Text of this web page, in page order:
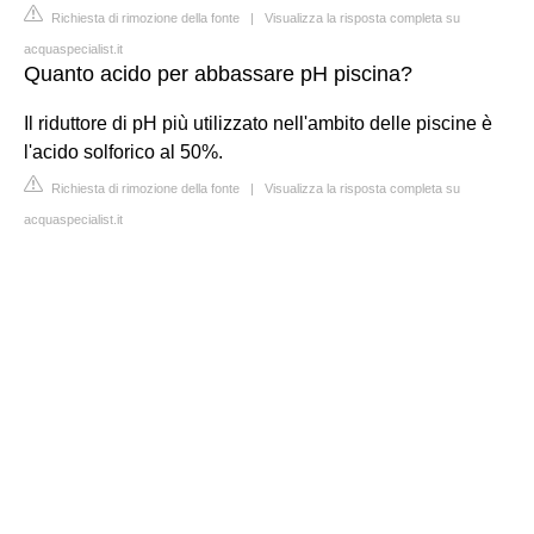
Richiesta di rimozione della fonte | Visualizza la risposta completa su
acquaspecialist.it
Quanto acido per abbassare pH piscina?
Il riduttore di pH più utilizzato nell'ambito delle piscine è
l'acido solforico al 50%.
Richiesta di rimozione della fonte | Visualizza la risposta completa su
acquaspecialist.it